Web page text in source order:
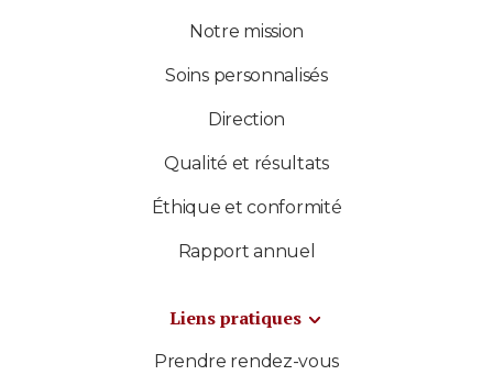
Notre mission
Soins personnalisés
Direction
Qualité et résultats
Éthique et conformité
Rapport annuel
Liens pratiques
Prendre rendez-vous